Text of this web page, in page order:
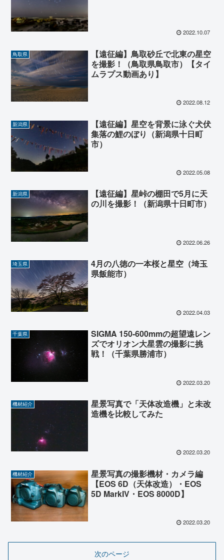
2022.10.07
鳥取県
【遠征編】鳥取砂丘で北東の星空
を撮影！（鳥取県鳥取市）【タイ
ムラプス動画あり】
2022.08.12
新潟県
【遠征編】星空を背景に泳ぐ犬伏
集落の鯉のぼり（新潟県十日町
市）
2022.05.08
新潟県
【遠征編】星峠の棚田で5月に天
の川を撮影！（新潟県十日町市）
2022.06.26
埼玉県
4月の八徳の一本桜と星空（埼玉
県飯能市）
2022.04.03
千葉県
SIGMA 150-600mmの超望遠レン
ズでオリオン大星雲の撮影に挑
戦！（千葉県勝浦市）
2022.03.20
機材紹介
星景写真で「天体改造機」と未改
造機を比較してみた
2022.03.20
機材紹介
星景写真の撮影機材・カメラ編
【EOS 6D（天体改造）・EOS
5D MarkIV・EOS 8000D】
2022.03.20
次のページ